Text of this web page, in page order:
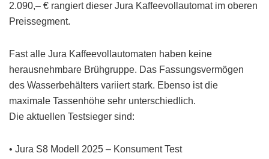
2.090,– € rangiert dieser Jura Kaffeevollautomat im oberen
Preissegment.
Fast alle Jura Kaffeevollautomaten haben keine
herausnehmbare Brühgruppe. Das Fassungsvermögen
des Wasserbehälters variiert stark. Ebenso ist die
maximale Tassenhöhe sehr unterschiedlich.
Die aktuellen Testsieger sind:
• Jura S8 Modell 2025 – Konsument Test